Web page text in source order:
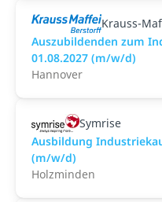
Krauss-
Auszubildenden zum
01.08.2027 (m/w/d)
Hannover
Symrise
Ausbildung
(m/w/d)
Holzminden